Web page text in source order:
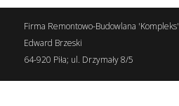
Firma Remontowo-Budowlana 'Kompleks'
Edward Brzeski
64-920 Piła; ul. Drzymały 8/5